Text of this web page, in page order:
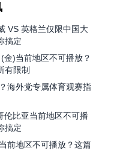
VS 英格兰仅限中国大
搞定
)当前地区不可播放？
有限制
海外党专属体育观赛指
伦比亚当前地区不可播
搞定
前地区不可播放？这篇